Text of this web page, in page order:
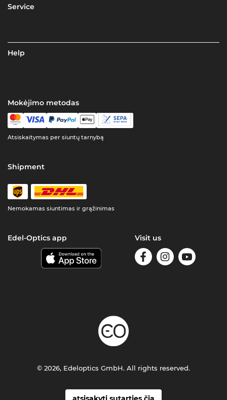
Service
Help
Mokėjimo metodas
Atsiskaitymas per siuntų tarnybą
Shipment
Nemokamas siuntimas ir grąžinimas
Edel-Optics app Visit us
© 2026, Edeloptics GmbH. All rights reserved.